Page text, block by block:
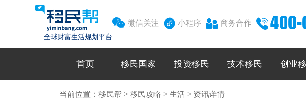
全球财富生活规划平台
 微信关注  小程序  商务合作 
首页 移民国家 投资移民 技术移民 创业
当前位置： 移民帮 > 移民攻略 > 生活 > 资讯详情